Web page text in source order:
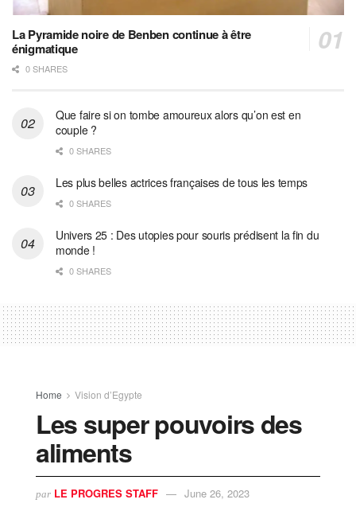
La Pyramide noire de Benben continue à être
énigmatique
0 SHARES
Que faire si on tombe amoureux alors qu’on est en
couple ?
0 SHARES
Les plus belles actrices françaises de tous les temps
0 SHARES
Univers 25 : Des utopies pour souris prédisent la fin du
monde !
0 SHARES
Home Vision d’Egypte
Les super pouvoirs des
aliments
par LE PROGRES STAFF June 26, 2023